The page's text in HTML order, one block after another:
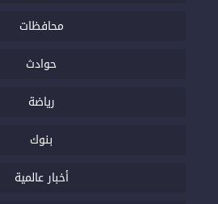
محافظات
حوادث
رياضة
بنوك
أخبار عالمية